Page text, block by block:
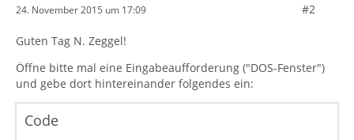
24. November 2015 um 17:09 #2
Guten Tag N. Zeggel!
Öffne bitte mal eine Eingabeaufforderung ("DOS-Fenster")
und gebe dort hintereinander folgendes ein:
Code